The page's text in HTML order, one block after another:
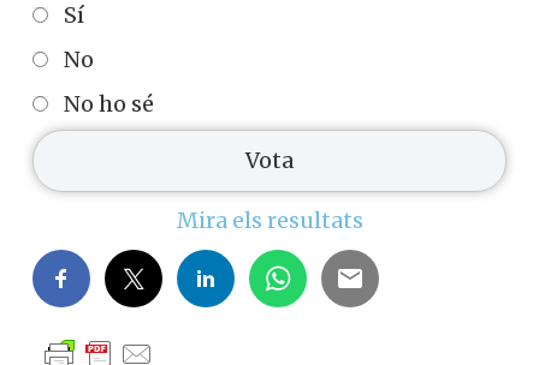
Sí
No
No ho sé
Mira els resultats